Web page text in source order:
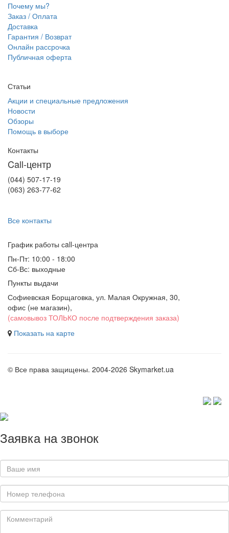
Почему мы?
Заказ / Оплата
Доставка
Гарантия / Возврат
Онлайн рассрочка
Публичная оферта
Статьи
Акции и специальные предложения
Новости
Обзоры
Помощь в выборе
Контакты
Call-центр
(044) 507-17-19
(063) 263-77-62
Все контакты
График работы сall-центра
Пн-Пт: 10:00 - 18:00
Сб-Вс: выходные
Пункты выдачи
Софиевская Борщаговка, ул. Малая Окружная, 30,
офис (не магазин),
(самовывоз ТОЛЬКО после подтверждения заказа)
Показать на карте
© Все права защищены. 2004-2026 Skymarket.ua
Заявка на звонок